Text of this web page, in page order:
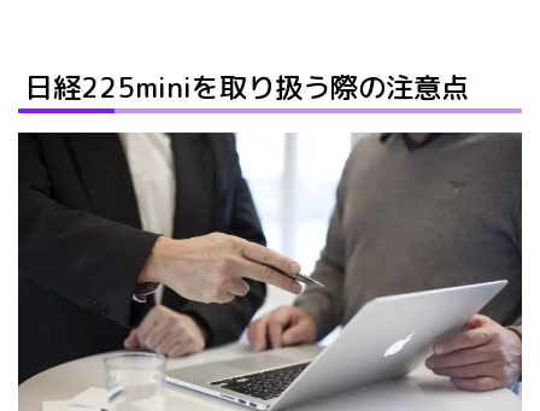
日経225miniを取り扱う際の注意点